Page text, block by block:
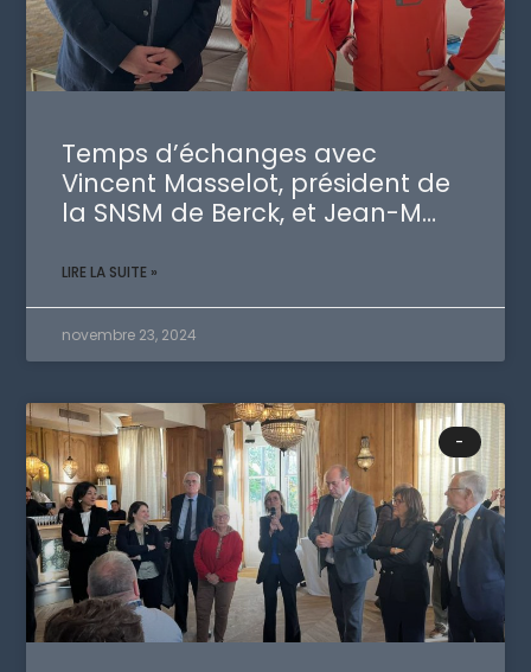
Temps d’échanges avec
Vincent Masselot, président de
la SNSM de Berck, et Jean-M…
LIRE LA SUITE »
novembre 23, 2024
-